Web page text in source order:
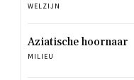
WELZIJN
Aziatische hoornaar
MILIEU